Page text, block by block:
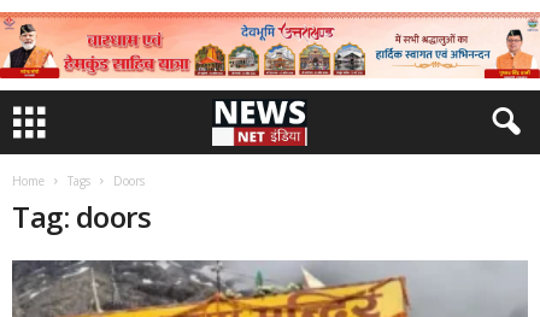
Home Tags Doors
Tag: doors